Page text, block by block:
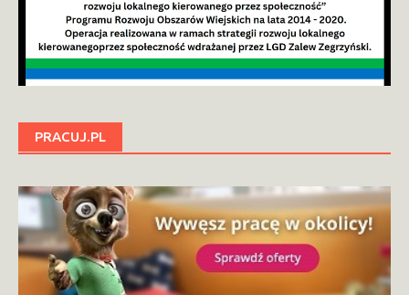
PRACUJ.PL